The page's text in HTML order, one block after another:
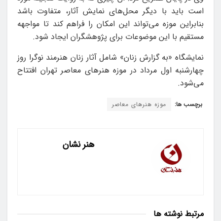
است باید با دیگر محل‌های نمایش آثار، متفاوت باشد
بنابراین موزه می‌تواند این امکان را فراهم کند تا مواجهه
مستقیم با این موضوعات برای پژوهشگران ایجاد شود.
نمایشگاه «به گزارش زنان» شامل آثار زنان هنرمند نوگرا روز
چهارشنبه اول مرداد در موزه هنرهای معاصر تهران افتتاح
می‌شود.
برچسب ها: موزه هنرهای معاصر
هنر نشان
مرتبط نوشته ها